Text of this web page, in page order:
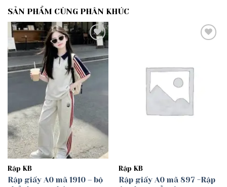
SẢN PHẨM CÙNG PHÂN KHÚC
Add to
wishlist
Rập KB
Rập giấy A0 mã 1910 – bộ
Rập KB
Rập giấy A0 mã 897 -Rập